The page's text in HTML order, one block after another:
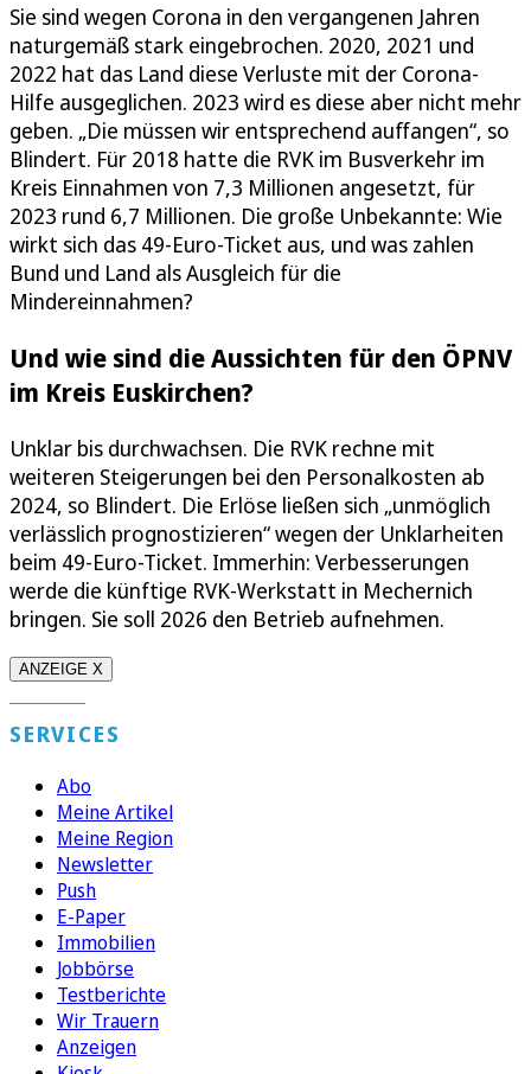
Sie sind wegen Corona in den vergangenen Jahren
naturgemäß stark eingebrochen. 2020, 2021 und
2022 hat das Land diese Verluste mit der Corona-
Hilfe ausgeglichen. 2023 wird es diese aber nicht mehr
geben. „Die müssen wir entsprechend auffangen“, so
Blindert. Für 2018 hatte die RVK im Busverkehr im
Kreis Einnahmen von 7,3 Millionen angesetzt, für
2023 rund 6,7 Millionen. Die große Unbekannte: Wie
wirkt sich das 49-Euro-Ticket aus, und was zahlen
Bund und Land als Ausgleich für die
Mindereinnahmen?
Und wie sind die Aussichten für den ÖPNV
im Kreis Euskirchen?
Unklar bis durchwachsen. Die RVK rechne mit
weiteren Steigerungen bei den Personalkosten ab
2024, so Blindert. Die Erlöse ließen sich „unmöglich
verlässlich prognostizieren“ wegen der Unklarheiten
beim 49-Euro-Ticket. Immerhin: Verbesserungen
werde die künftige RVK-Werkstatt in Mechernich
bringen. Sie soll 2026 den Betrieb aufnehmen.
ANZEIGE X
SERVICES
Abo
Meine Artikel
Meine Region
Newsletter
Push
E-Paper
Immobilien
Jobbörse
Testberichte
Wir Trauern
Anzeigen